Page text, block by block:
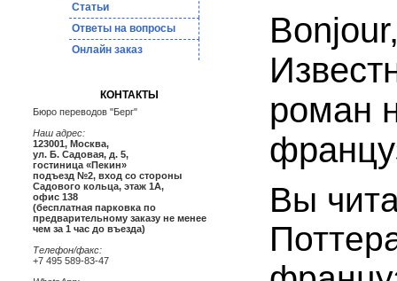
Статьи
Ответы на вопросы
Онлайн заказ
КОНТАКТЫ
Бюро переводов "Берг"
Наш адрес:
123001, Москва,
ул. Б. Садовая, д. 5,
гостиница «Пекин»
подъезд №2, вход со стороны
Садового кольца, этаж 1А,
офис 138
(бесплатная парковка по
предварительному заказу не менее
чем за 1 час до въезда)
Телефон/факс:
+7 495 589-83-47
роман
Вы